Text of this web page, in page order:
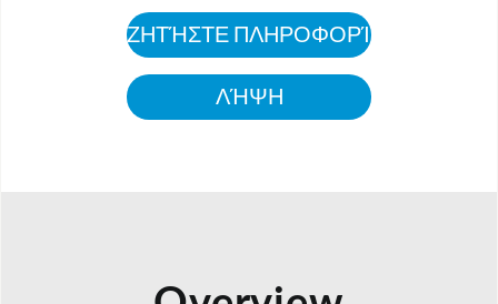
ΖΗΤΉΣΤΕ ΠΛΗΡΟΦΟΡΊΕΣ
ΛΉΨΗ